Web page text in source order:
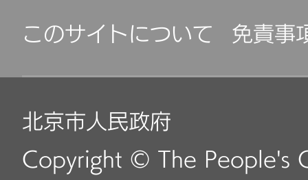
このサイトについて 免責事
北京市人民政府
Copyright © The People's